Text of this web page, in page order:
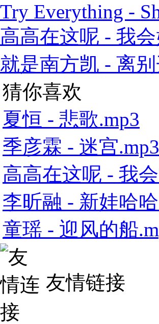
Try Everything -
高高在这呢 - 我
就是南方凯 - 离
猜你喜欢
夏恒 - 悲歌.mp3
季彦霖 - 迷宫.mp3
高高在这呢 - 我
李昕融 - 新娃哈
童瑶 - 迎风的船
友情链接